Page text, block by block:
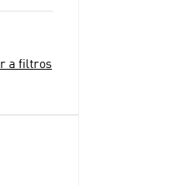
Ir a filtros